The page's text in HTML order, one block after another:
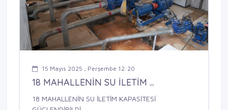
15 Mayıs 2025 , Perşembe 12:20
18 MAHALLENİN SU İLETİM ...
18 MAHALLENİN SU İLETİM KAPASİTESİ